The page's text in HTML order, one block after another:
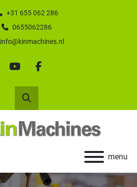
+31 655 062 286
0655062286
info@kinmachines.nl
youtubefacebook
Zoek
menu